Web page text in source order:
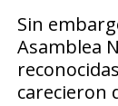
Sin
Asamblea
carecieron